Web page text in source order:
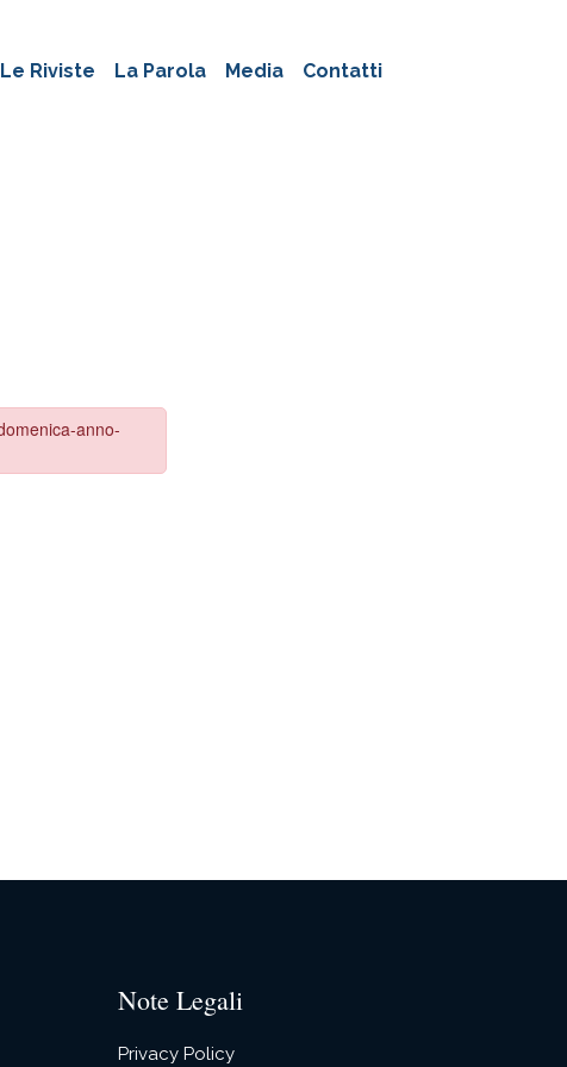
Le Riviste La Parola Media Contatti
Note Legali
Privacy Policy